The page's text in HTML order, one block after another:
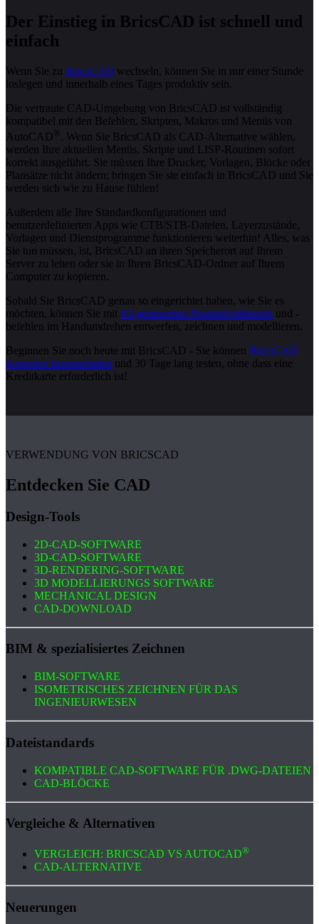
Der Einstieg in BricsCAD ist schnell und
einfach
Wenn Sie zu BricsCAD wechseln, können Sie in nur einer Stunde
loslegen und innerhalb eines Tages produktiv sein.
Die vertraute CAD-Umgebung von BricsCAD ist vollständig
kompatibel mit den Befehlen, Skripten, Makros und Menüs von
AutoCAD ®
. Wenn Sie BricsCAD als CAD-Alternative wählen,
werden Ihre aktuellen Menüs, Skripte und LISP-Routinen sofort
korrekt ausgeführt. Sie müssen Ihre Drucker, Vorlagen, Blöcke oder
Plansätze nicht ändern; bringen Sie sie einfach in BricsCAD und Sie
werden sich wie zu Hause fühlen!
Außerdem alle Ihre Standardkonfigurationen und
benutzerdefinierten Apps wie CTB/STB-Dateien, Layerzustände,
Vorlagen und Dienstprogramme funktionieren weiterhin! Alles, was
Sie tun müssen, ist, BricsCAD an ihren Speicherort auf Ihrem
Server zu leiten oder sie in Ihren BricsCAD-Ordner auf Ihrem
Computer zu kopieren.
Sobald Sie BricsCAD genau so eingerichtet haben, wie Sie es
möchten, können Sie mit KI-gesteuerten Produktivitätstools und -
befehlen im Handumdrehen entwerfen, zeichnen und modellieren.
Beginnen Sie noch heute mit BricsCAD - Sie können BricsCAD
kostenlos herunterladen und 30 Tage lang testen, ohne dass eine
Kreditkarte erforderlich ist!
VERWENDUNG VON BRICSCAD
Entdecken Sie CAD
Design-Tools
2D-CAD-SOFTWARE
3D-CAD-SOFTWARE
3D-RENDERING-SOFTWARE
3D MODELLIERUNGS SOFTWARE
MECHANICAL DESIGN
CAD-DOWNLOAD
BIM & spezialisiertes Zeichnen
BIM-SOFTWARE
ISOMETRISCHES ZEICHNEN FÜR DAS
INGENIEURWESEN
Dateistandards
KOMPATIBLE CAD-SOFTWARE FÜR .DWG-DATEIEN
CAD-BLÖCKE
Vergleiche & Alternativen
VERGLEICH: BRICSCAD VS AUTOCAD®
CAD-ALTERNATIVE
Neuerungen